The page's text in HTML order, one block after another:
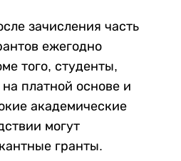
зачисления часть
ежегодно
того, студенты,
платной основе и
академические
могут
гранты.